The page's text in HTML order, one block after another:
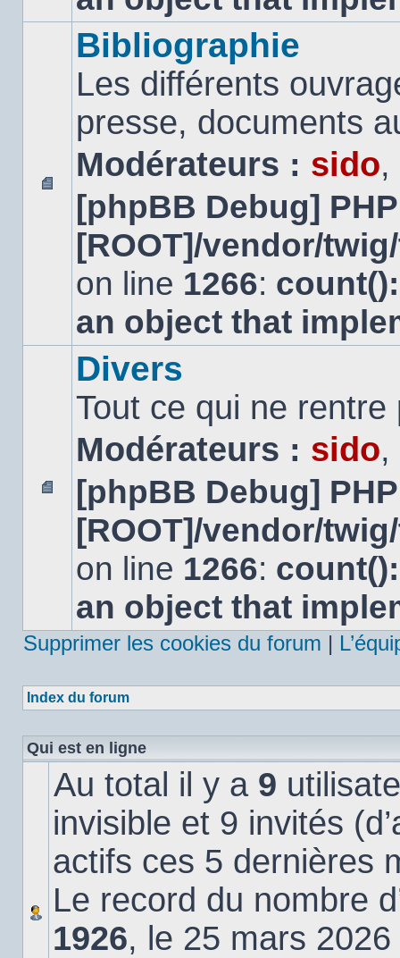
Aucun
message
non
Bibliographie
Les différents
presse, documents
Modérateurs : sido,
[phpBB Debug]
[ROOT]/vendor/
on line 1266:
an object that
Aucun
message
non
Divers
Tout ce qui ne
Modérateurs : sido,
[phpBB Debug]
[ROOT]/vendor/
on line 1266:
an object that
Supprimer les cookies du forum |
Index du forum
Qui est en ligne
Au total il y a 9
invisible et 9 invités
actifs ces 5 dernières
Le record du nombre
1926, le 25 mars 2026